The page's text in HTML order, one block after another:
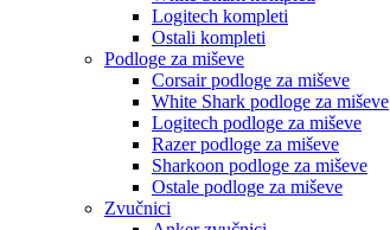
Logitech kompleti
Ostali kompleti
Podloge za miševe
Corsair podloge za miševe
White Shark podloge za miševe
Logitech podloge za miševe
Razer podloge za miševe
Sharkoon podloge za miševe
Ostale podloge za miševe
Zvučnici